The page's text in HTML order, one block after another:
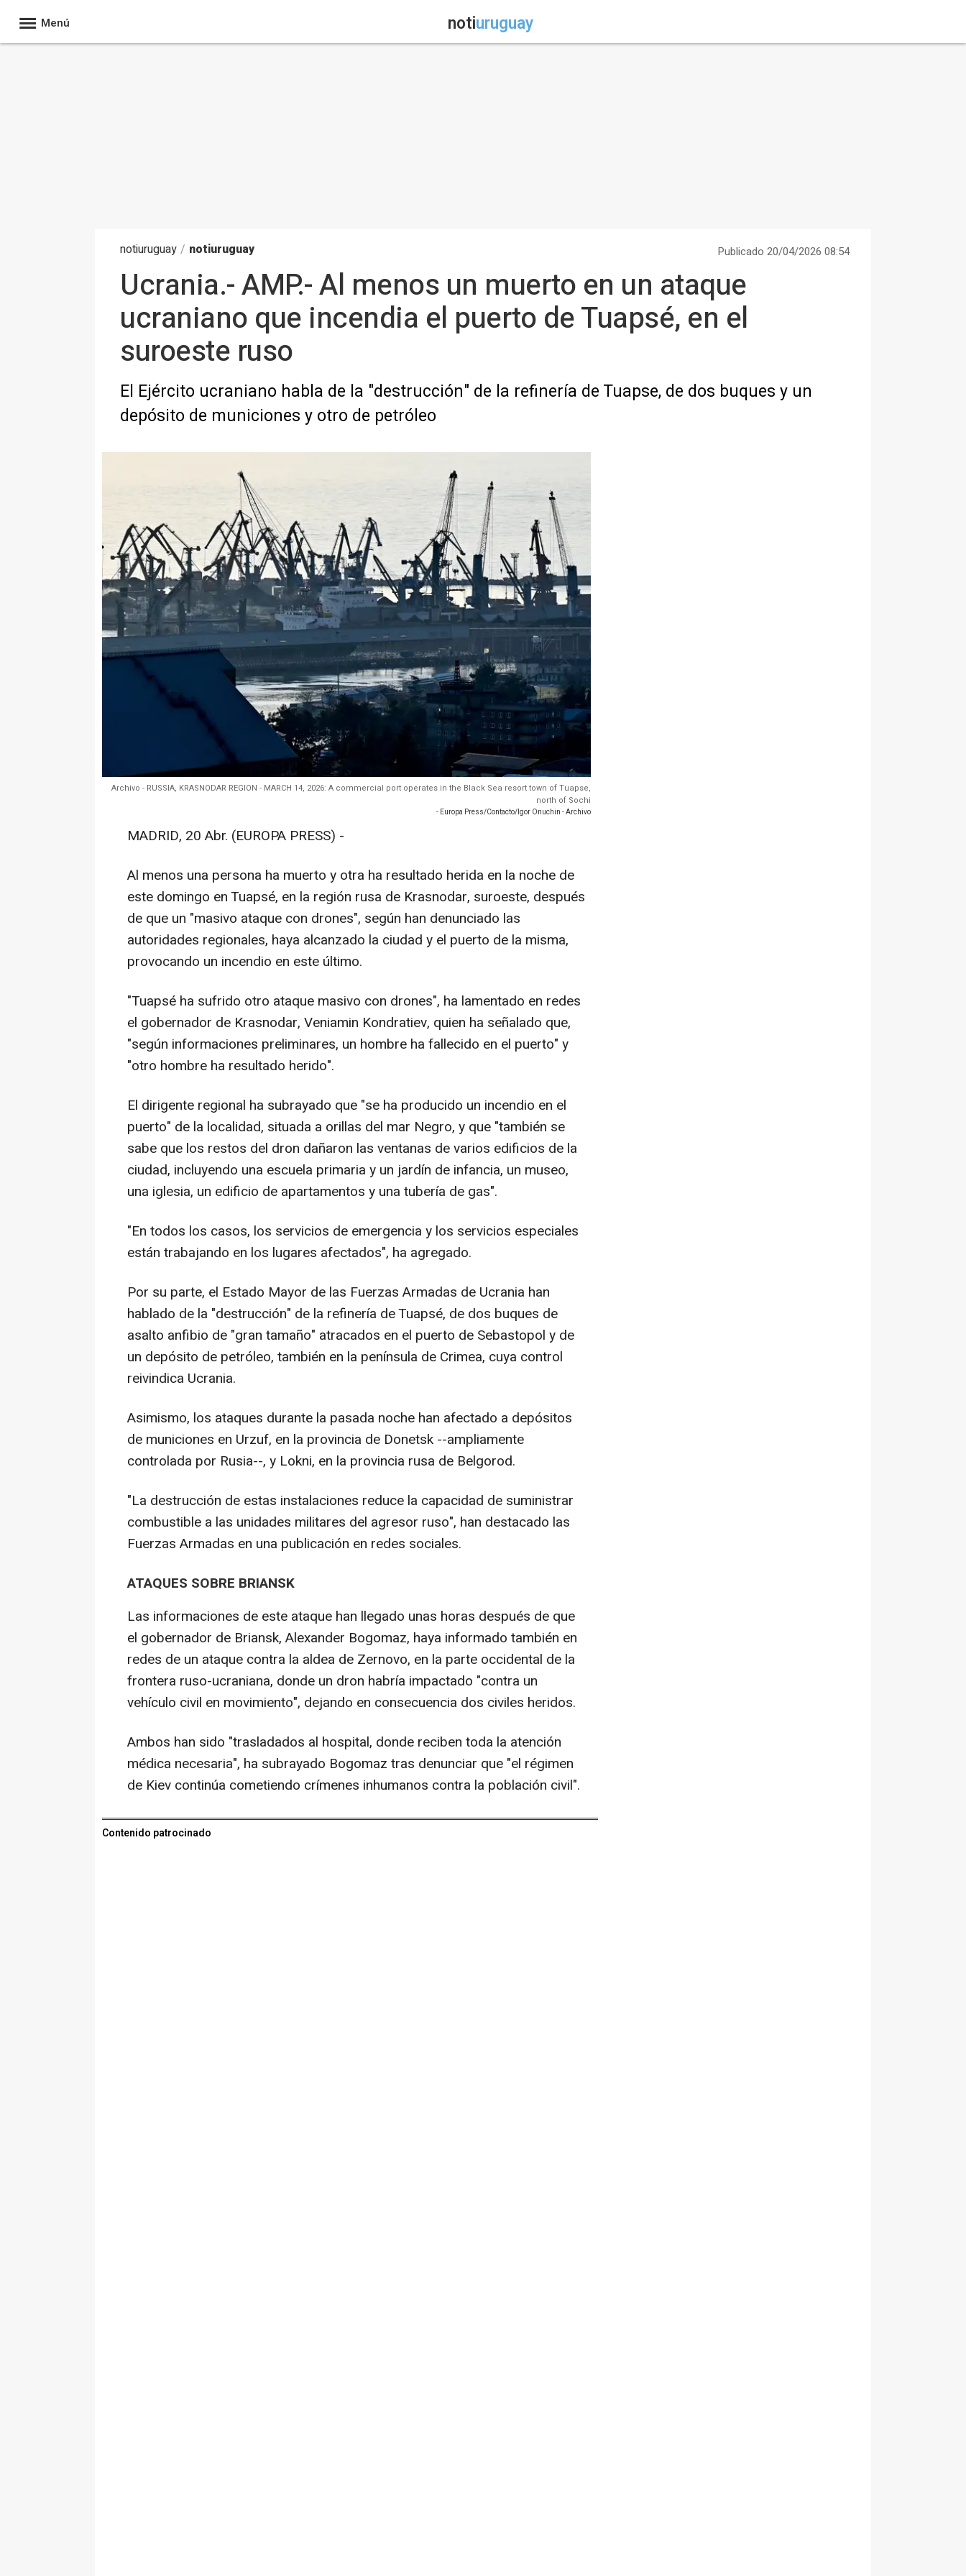
Menú notiuruguay
notiuruguay / notiuruguay Publicado 20/04/2026 08:54
Ucrania.- AMP.- Al menos un muerto en un ataque
ucraniano que incendia el puerto de Tuapsé, en el
suroeste ruso
El Ejército ucraniano habla de la "destrucción" de la refinería de Tuapse, de dos buques y un
depósito de municiones y otro de petróleo
Archivo - RUSSIA, KRASNODAR REGION - MARCH 14, 2026: A commercial port operates in the Black Sea resort town of Tuapse,
north of Sochi
- Europa Press/Contacto/Igor Onuchin - Archivo
MADRID, 20 Abr. (EUROPA PRESS) -
Al menos una persona ha muerto y otra ha resultado herida en la noche de
este domingo en Tuapsé, en la región rusa de Krasnodar, suroeste, después
de que un "masivo ataque con drones", según han denunciado las
autoridades regionales, haya alcanzado la ciudad y el puerto de la misma,
provocando un incendio en este último.
"Tuapsé ha sufrido otro ataque masivo con drones", ha lamentado en redes
el gobernador de Krasnodar, Veniamin Kondratiev, quien ha señalado que,
"según informaciones preliminares, un hombre ha fallecido en el puerto" y
"otro hombre ha resultado herido".
El dirigente regional ha subrayado que "se ha producido un incendio en el
puerto" de la localidad, situada a orillas del mar Negro, y que "también se
sabe que los restos del dron dañaron las ventanas de varios edificios de la
ciudad, incluyendo una escuela primaria y un jardín de infancia, un museo,
una iglesia, un edificio de apartamentos y una tubería de gas".
"En todos los casos, los servicios de emergencia y los servicios especiales
están trabajando en los lugares afectados", ha agregado.
Por su parte, el Estado Mayor de las Fuerzas Armadas de Ucrania han
hablado de la "destrucción" de la refinería de Tuapsé, de dos buques de
asalto anfibio de "gran tamaño" atracados en el puerto de Sebastopol y de
un depósito de petróleo, también en la península de Crimea, cuya control
reivindica Ucrania.
Asimismo, los ataques durante la pasada noche han afectado a depósitos
de municiones en Urzuf, en la provincia de Donetsk --ampliamente
controlada por Rusia--, y Lokni, en la provincia rusa de Belgorod.
"La destrucción de estas instalaciones reduce la capacidad de suministrar
combustible a las unidades militares del agresor ruso", han destacado las
Fuerzas Armadas en una publicación en redes sociales.
ATAQUES SOBRE BRIANSK
Las informaciones de este ataque han llegado unas horas después de que
el gobernador de Briansk, Alexander Bogomaz, haya informado también en
redes de un ataque contra la aldea de Zernovo, en la parte occidental de la
frontera ruso-ucraniana, donde un dron habría impactado "contra un
vehículo civil en movimiento", dejando en consecuencia dos civiles heridos.
Ambos han sido "trasladados al hospital, donde reciben toda la atención
médica necesaria", ha subrayado Bogomaz tras denunciar que "el régimen
de Kiev continúa cometiendo crímenes inhumanos contra la población civil".
Contenido patrocinado